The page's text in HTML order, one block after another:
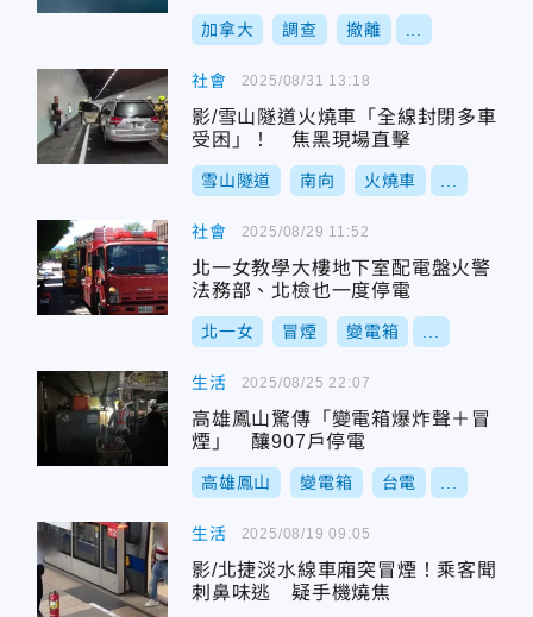
加拿大 調查 撤離
社會
影/雪山隧道火燒車「全線封閉多車
受困」！ 焦黑現場直擊
雪山隧道 南向 火燒車
2025/08/31 13:18
社會
北一女教學大樓地下室配電盤火警
法務部、北檢也一度停電
北一女 冒煙 變電箱
2025/08/29 11:52
生活
高雄鳳山驚傳「變電箱爆炸聲＋冒
煙」 釀907戶停電
高雄鳳山 變電箱 台電
2025/08/25 22:07
生活
影/北捷淡水線車廂突冒煙！乘客聞
刺鼻味逃 疑手機燒焦
2025/08/19 09:05